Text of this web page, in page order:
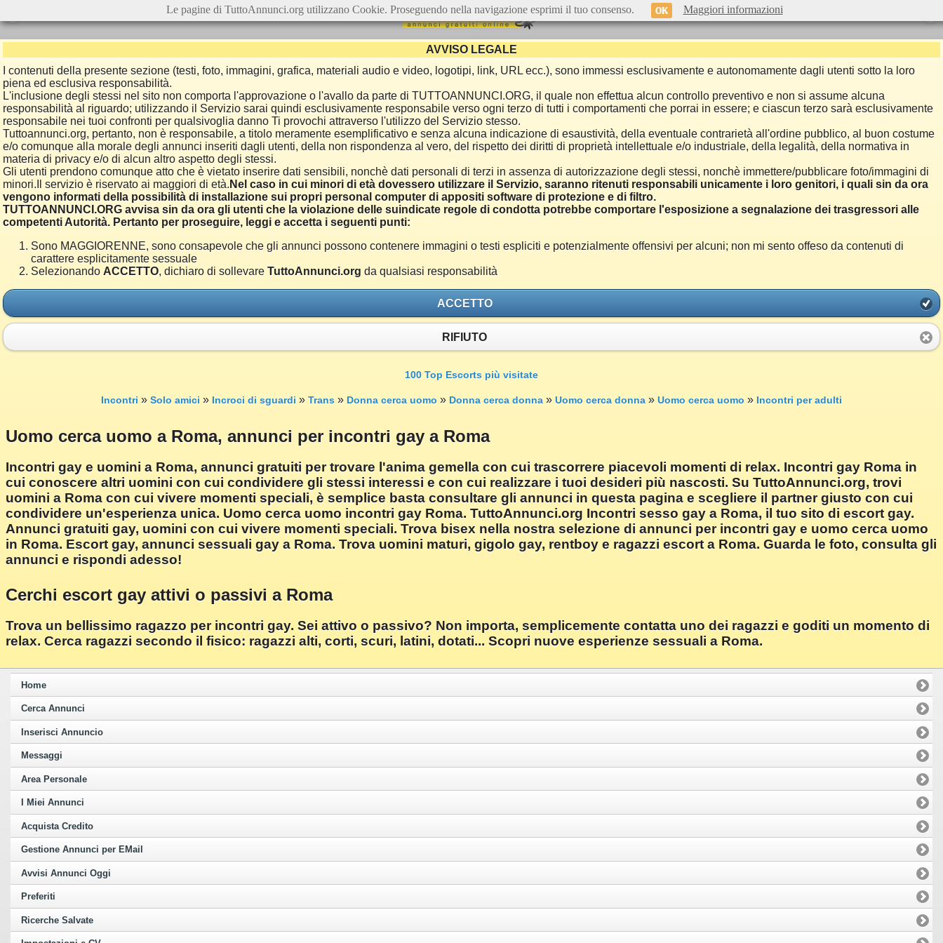
AVVISO LEGALE
I contenuti della presente sezione (testi, foto, immagini, grafica, materiali audio e video, logotipi, link, URL ecc.), sono immessi esclusivamente e autonomamente dagli utenti sotto la loro
piena ed esclusiva responsabilità.
L'inclusione degli stessi nel sito non comporta l'approvazione o l'avallo da parte di TUTTOANNUNCI.ORG, il quale non effettua alcun controllo preventivo e non si assume alcuna
responsabilità al riguardo; utilizzando il Servizio sarai quindi esclusivamente responsabile verso ogni terzo di tutti i comportamenti che porrai in essere; e ciascun terzo sarà esclusivamente
responsabile nei tuoi confronti per qualsivoglia danno Ti provochi attraverso l'utilizzo del Servizio stesso.
Tuttoannunci.org, pertanto, non è responsabile, a titolo meramente esemplificativo e senza alcuna indicazione di esaustività, della eventuale contrarietà all'ordine pubblico, al buon costume
e/o comunque alla morale degli annunci inseriti dagli utenti, della non rispondenza al vero, del rispetto dei diritti di proprietà intellettuale e/o industriale, della legalità, della normativa in
materia di privacy e/o di alcun altro aspetto degli stessi.
Gli utenti prendono comunque atto che è vietato inserire dati sensibili, nonchè dati personali di terzi in assenza di autorizzazione degli stessi, nonchè immettere/pubblicare foto/immagini di
minori.Il servizio è riservato ai maggiori di età. Nel caso in cui minori di età dovessero utilizzare il Servizio, saranno ritenuti responsabili unicamente i loro genitori, i quali sin da ora
vengono informati della possibilità di installazione sui propri personal computer di appositi software di protezione e di filtro.
TUTTOANNUNCI.ORG avvisa sin da ora gli utenti che la violazione delle suindicate regole di condotta potrebbe comportare l'esposizione a segnalazione dei trasgressori alle
competenti Autorità. Pertanto per proseguire, leggi e accetta i seguenti punti:
Sono MAGGIORENNE, sono consapevole che gli annunci possono contenere immagini o testi espliciti e potenzialmente offensivi per alcuni; non mi sento offeso da contenuti di
carattere esplicitamente sessuale
Selezionando ACCETTO, dichiaro di sollevare TuttoAnnunci.org da qualsiasi responsabilità
ACCETTO
RIFIUTO
100 Top Escorts più visitate
Incontri » Solo amici » Incroci di sguardi » Trans » Donna cerca uomo » Donna cerca donna » Uomo cerca donna » Uomo cerca uomo » Incontri per adulti
Uomo cerca uomo a Roma, annunci per incontri gay a Roma
Incontri gay e uomini a Roma, annunci gratuiti per trovare l'anima gemella con cui trascorrere piacevoli momenti di relax. Incontri gay Roma in
cui conoscere altri uomini con cui condividere gli stessi interessi e con cui realizzare i tuoi desideri più nascosti. Su TuttoAnnunci.org, trovi
uomini a Roma con cui vivere momenti speciali, è semplice basta consultare gli annunci in questa pagina e scegliere il partner giusto con cui
condividere un'esperienza unica. Uomo cerca uomo incontri gay Roma. TuttoAnnunci.org Incontri sesso gay a Roma, il tuo sito di escort gay.
Annunci gratuiti gay, uomini con cui vivere momenti speciali. Trova bisex nella nostra selezione di annunci per incontri gay e uomo cerca uomo
in Roma. Escort gay, annunci sessuali gay a Roma. Trova uomini maturi, gigolo gay, rentboy e ragazzi escort a Roma. Guarda le foto, consulta gli
annunci e rispondi adesso!
Cerchi escort gay attivi o passivi a Roma
Trova un bellissimo ragazzo per incontri gay. Sei attivo o passivo? Non importa, semplicemente contatta uno dei ragazzi e goditi un momento di
relax. Cerca ragazzi secondo il fisico: ragazzi alti, corti, scuri, latini, dotati... Scopri nuove esperienze sessuali a Roma.
Home
Cerca Annunci
Inserisci Annuncio
Messaggi
Area Personale
I Miei Annunci
Acquista Credito
Gestione Annunci per EMail
Avvisi Annunci Oggi
Preferiti
Ricerche Salvate
Le pagine di TuttoAnnunci.org utilizzano Cookie. Proseguendo nella navigazione esprimi il tuo consenso. OK Maggiori informazioni